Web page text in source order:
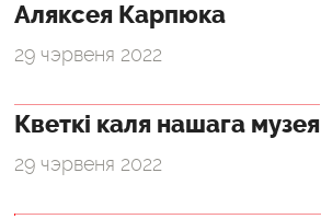
Аляксея Карпюка
29 чэрвеня 2022
Кветкі каля нашага музея
29 чэрвеня 2022